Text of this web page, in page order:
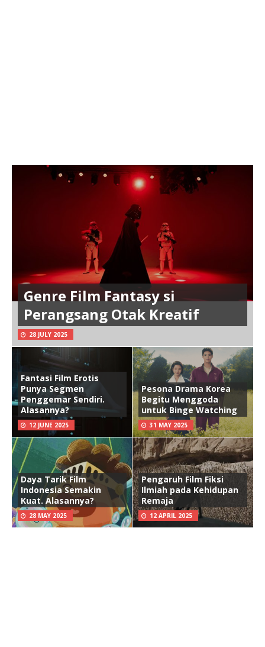
Genre Film Fantasy si
Perangsang Otak Kreatif
28 JULY 2025
Fantasi Film Erotis
Punya Segmen
Penggemar Sendiri.
Alasannya?
12 JUNE 2025
Pesona Drama Korea
Begitu Menggoda
untuk Binge Watching
31 MAY 2025
Daya Tarik Film
Indonesia Semakin
Kuat. Alasannya?
28 MAY 2025
Pengaruh Film Fiksi
Ilmiah pada Kehidupan
Remaja
12 APRIL 2025